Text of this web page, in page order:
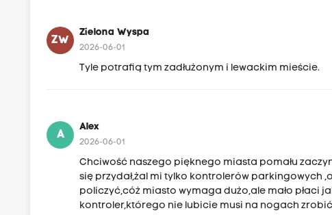
ZW
Zielona Wyspa
2026-06-01
Tyle potrafią tym zadłużonym i lewackim mieście.
A
Alex
2026-06-01
Chciwość naszego pięknego miasta pomału
się przydał,żal mi tylko kontrolerów parkingowych
policzyć,cóż miasto wymaga dużo,ale mało płaci
kontroler,którego nie lubicie musi na nogach